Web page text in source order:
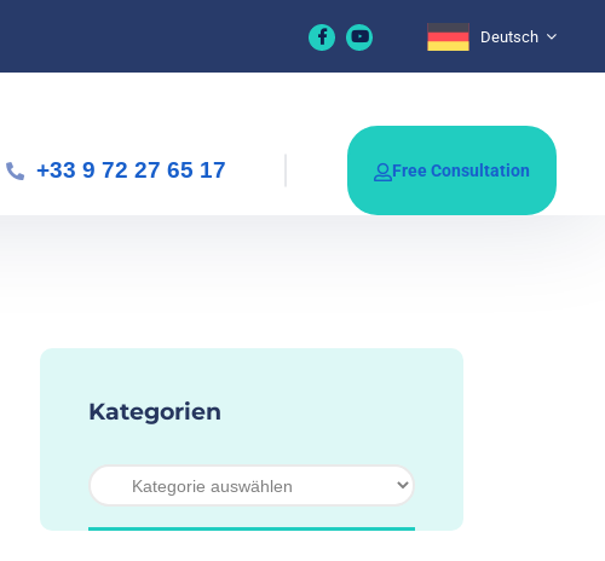
Deutsch
+33 9 72 27 65 17 Free Consultation
Kategorien